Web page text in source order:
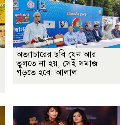
অত্যাচারের ছবি যেন আর
তুলতে না হয়, সেই সমাজ
গড়তে হবে: আলাল